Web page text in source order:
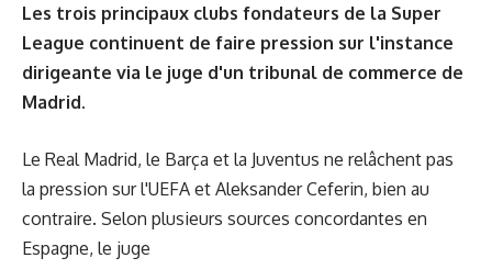
Les trois principaux clubs fondateurs de la Super
League continuent de faire pression sur l'instance
dirigeante via le juge d'un tribunal de commerce de
Madrid.
Le Real Madrid, le Barça et la Juventus ne relâchent pas
la pression sur l'UEFA et Aleksander Ceferin, bien au
contraire. Selon plusieurs sources concordantes en
Espagne, le juge